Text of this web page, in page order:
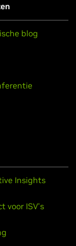
blog
Insights
voor ISV's